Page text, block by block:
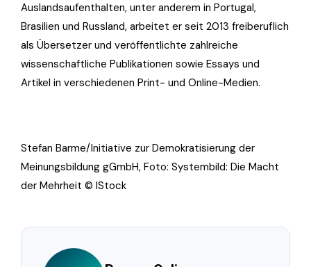
Auslandsaufenthalten, unter anderem in Portugal,
Brasilien und Russland, arbeitet er seit 2013 freiberuflich
als Übersetzer und veröffentlichte zahlreiche
wissenschaftliche Publikationen sowie Essays und
Artikel in verschiedenen Print- und Online-Medien.
Stefan Barme/Initiative zur Demokratisierung der
Meinungsbildung gGmbH, Foto: Systembild: Die Macht
der Mehrheit © IStock